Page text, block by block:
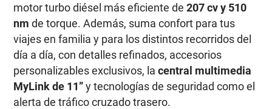
motor turbo diésel más eficiente de207 cv y 510
nm de torque. Además, suma confort para tus
viajes en familia y para los distintos recorridos del
día a día, con detalles refinados, accesorios
personalizables exclusivos, lacentral multimedia
MyLink de 11”y tecnologías de seguridad como el
alerta de tráfico cruzado trasero.